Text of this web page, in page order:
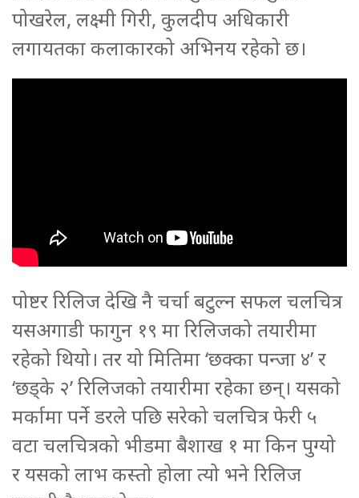
पोखरेल, लक्ष्मी गिरी, कुलदीप अधिकारी
लगायतका कलाकारको अभिनय रहेको छ।
पोष्टर रिलिज देखि नै चर्चा बटुल्न सफल चलचित्र
यसअगाडी फागुन १९ मा रिलिजको तयारीमा
रहेको थियो। तर यो मितिमा ‘छक्का पन्जा ४’ र
‘छड्के २’ रिलिजको तयारीमा रहेका छन्। यसको
मर्कामा पर्ने डरले पछि सरेको चलचित्र फेरी ५
वटा चलचित्रको भीडमा बैशाख १ मा किन पुग्यो
र यसको लाभ कस्तो होला त्यो भने रिलिज